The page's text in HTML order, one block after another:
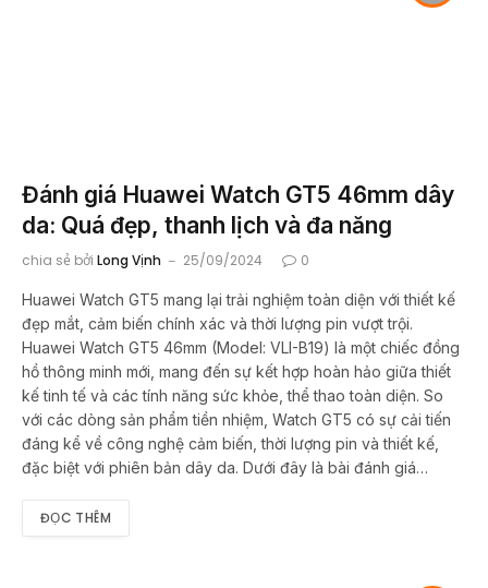
Đánh giá Huawei Watch GT5 46mm dây
da: Quá đẹp, thanh lịch và đa năng
chia sẻ bởi Long Vịnh 25/09/2024 0
Huawei Watch GT5 mang lại trải nghiệm toàn diện với thiết kế
đẹp mắt, cảm biến chính xác và thời lượng pin vượt trội.
Huawei Watch GT5 46mm (Model: VLI-B19) là một chiếc đồng
hồ thông minh mới, mang đến sự kết hợp hoàn hảo giữa thiết
kế tinh tế và các tính năng sức khỏe, thể thao toàn diện. So
với các dòng sản phẩm tiền nhiệm, Watch GT5 có sự cải tiến
đáng kể về công nghệ cảm biến, thời lượng pin và thiết kế,
đặc biệt với phiên bản dây da. Dưới đây là bài đánh giá…
ĐỌC THÊM